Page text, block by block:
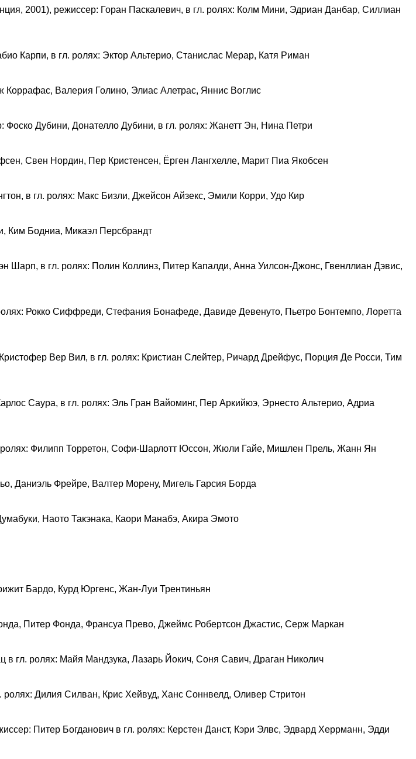
2001), режиссер: Горан Паскалевич, в гл. ролях: Колм Мини, Эдриан Данбар, Силлиан
Карпи, в гл. ролях: Эктор Альтерио, Станислас Мерар, Катя Риман
Валерия Голино, Элиас Алетрас, Яннис Воглис
Дубини, Донателло Дубини, в гл. ролях: Жанетт Эн, Нина Петри
Свен Нордин, Пер Кристенсен, Ёрген Лангхелле, Марит Пиа Якобсен
в гл. ролях: Макс Бизли, Джейсон Айзекс, Эмили Корри, Удо Кир
Ким Бодниа, Микаэл Персбрандт
Шарп, в гл. ролях: Полин Коллинз, Питер Капалди, Анна Уилсон-Джонс, Гвенллиан Дэвис,
Рокко Сиффреди, Стефания Бонафеде, Давиде Девенуто, Пьетро Бонтемпо, Лоретта
Вер Вил, в гл. ролях: Кристиан Слейтер, Ричард Дрейфус, Порция Де Росси, Тим
Саура, в гл. ролях: Эль Гран Вайоминг, Пер Аркийюэ, Эрнесто Альтерио, Адриа
Филипп Торретон, Софи-Шарлотт Юссон, Жюли Гайе, Мишлен Прель, Жанн Ян
Даниэль Фрейре, Валтер Морену, Мигель Гарсия Борда
Наото Такэнака, Каори Манабэ, Акира Эмото
Бардо, Курд Юргенс, Жан-Луи Трентиньян
Питер Фонда, Франсуа Прево, Джеймс Робертсон Джастис, Серж Маркан
в гл. ролях: Майя Мандзука, Лазарь Йокич, Соня Савич, Драган Николич
ролях: Дилия Силван, Крис Хейвуд, Ханс Соннвелд, Оливер Стритон
Питер Богданович в гл. ролях: Керстен Данст, Кэри Элвс, Эдвард Херрманн, Эдди